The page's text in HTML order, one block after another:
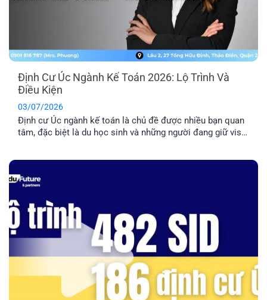
Định Cư Úc Ngành Kế Toán 2026: Lộ Trình Và
Điều Kiện
03/07/2026
Định cư Úc ngành kế toán là chủ đề được nhiều bạn quan
tâm, đặc biệt là du học sinh và những người đang giữ visa